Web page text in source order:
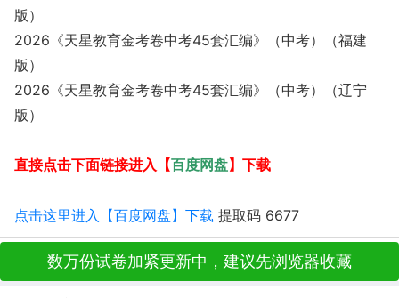
版）
2026《天星教育金考卷中考45套汇编》（中考）（福建
版）
2026《天星教育金考卷中考45套汇编》（中考）（辽宁
版）
直接点击下面链接进入【百度网盘】下载
点击这里进入【百度网盘】下载 提取码 6677
数万份试卷加紧更新中，建议先浏览器收藏